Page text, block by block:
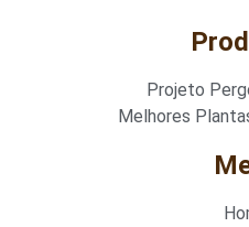
Projeto
Melhores